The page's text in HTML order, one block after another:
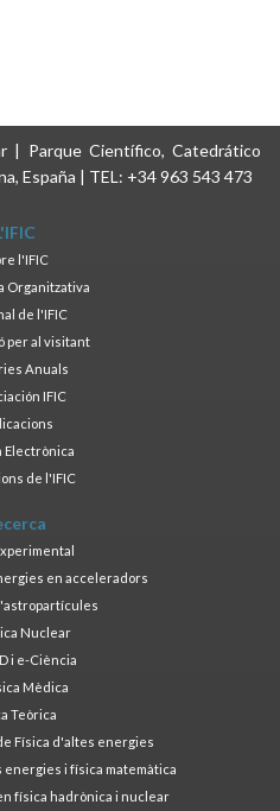
| Parque Científico, Catedrático
España | TEL: +34 963 543 473
l'IFIC
Organitzativa
de l'IFIC
per al visitant
Anuals
IFIC
Electrònica
de l'IFIC
en acceleradors
Nuclear
i e-Ciència
Mèdica
Teòrica
Física d'altes energies
energies i física matemàtica
física hadrònica i nuclear